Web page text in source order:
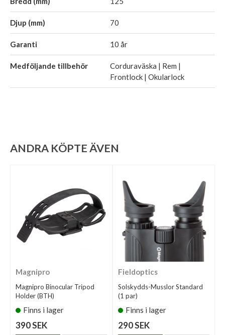
Djup (mm) 70
Garanti 10 år
Medföljande tillbehör
Corduraväska | Rem |
Frontlock | Okularlock
ANDRA KÖPTE ÄVEN
Magnipro
Magnipro Binocular Tripod
Holder (BTH)
Finns i lager
390 SEK
Fieldoptics
Solskydds-Musslor Standard
(1 par)
Finns i lager
290 SEK